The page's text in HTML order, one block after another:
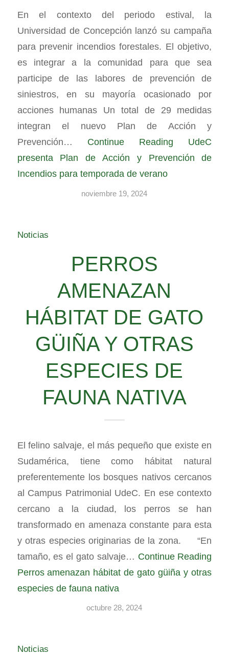
En el contexto del periodo estival, la
Universidad de Concepción lanzó su campaña
para prevenir incendios forestales. El objetivo,
es integrar a la comunidad para que sea
participe de las labores de prevención de
siniestros, en su mayoría ocasionado por
acciones humanas Un total de 29 medidas
integran el nuevo Plan de Acción y
Prevención… Continue Reading UdeC
presenta Plan de Acción y Prevención de
Incendios para temporada de verano
noviembre 19, 2024
Noticias
PERROS
AMENAZAN
HÁBITAT DE GATO
GÜIÑA Y OTRAS
ESPECIES DE
FAUNA NATIVA
El felino salvaje, el más pequeño que existe en
Sudamérica, tiene como hábitat natural
preferentemente los bosques nativos cercanos
al Campus Patrimonial UdeC. En ese contexto
cercano a la ciudad, los perros se han
transformado en amenaza constante para esta
y otras especies originarias de la zona. “En
tamaño, es el gato salvaje… Continue Reading
Perros amenazan hábitat de gato güiña y otras
especies de fauna nativa
octubre 28, 2024
Noticias